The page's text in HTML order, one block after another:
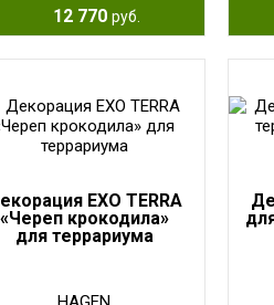
12 770 руб.
EXO TERRA
«Череп крокодила»
для террариума